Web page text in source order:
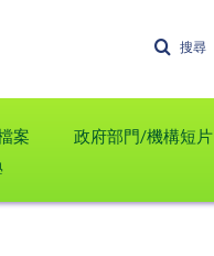
搜尋
案 政府部門/機構短片